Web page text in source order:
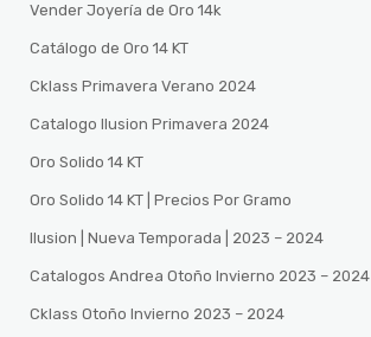
Vender Joyería de Oro 14k
Catálogo de Oro 14 KT
Cklass Primavera Verano 2024
Catalogo Ilusion Primavera 2024
Oro Solido 14 KT
Oro Solido 14 KT | Precios Por Gramo
Ilusion | Nueva Temporada | 2023 – 2024
Catalogos Andrea Otoño Invierno 2023 – 2024
Cklass Otoño Invierno 2023 – 2024